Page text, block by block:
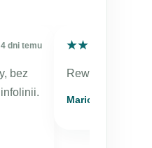
4 dni temu
bez
★★★★★
★★★★★
Rewelacyjny,
Mariola